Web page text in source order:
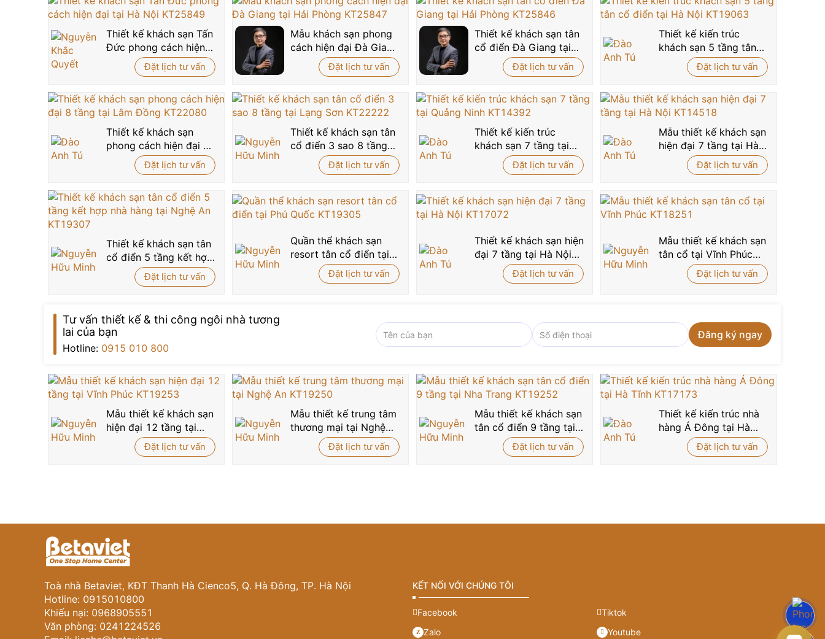
Thiết kế khách sạn Tấn
Đức phong cách hiện
đại tại Hà Nội
KT25849
Đặt lịch tư vấn
Mẫu khách sạn phong
cách hiện đại Đà Giang
tại Hải Phòng KT25847
Đặt lịch tư vấn
Thiết kế khách sạn tân
cổ điển Đà Giang tại
Hải Phòng KT25846
Đặt lịch tư vấn
Thiết kế kiến trúc
khách sạn 5 tầng tân
cổ điển tại Hà Nội
KT19063
Đặt lịch tư vấn
Thiết kế khách sạn
phong cách hiện đại 8
tầng tại Lâm Đồng
KT22080
Đặt lịch tư vấn
Thiết kế khách sạn tân
cổ điển 3 sao 8 tầng
tại Lạng Sơn KT22222
Đặt lịch tư vấn
Thiết kế kiến trúc
khách sạn 7 tầng tại
Quảng Ninh KT14392
Đặt lịch tư vấn
Mẫu thiết kế khách sạn
hiện đại 7 tầng tại Hà
Nội KT14518Đặt lịch tư vấn
Thiết kế khách sạn tân
cổ điển 5 tầng kết hợp
nhà hàng tại Nghệ An
KT19307
Đặt lịch tư vấn
Quần thể khách sạn
resort tân cổ điển tại
Phú Quốc KT19305
Đặt lịch tư vấn
Thiết kế khách sạn hiện
đại 7 tầng tại Hà Nội
KT17072Đặt lịch tư vấn
Mẫu thiết kế khách sạn
tân cổ tại Vĩnh Phúc
KT18251Đặt lịch tư vấn
Tư vấn thiết kế & thi công ngôi nhà tương
lai của bạn
Hotline: 0915 010 800
Mẫu thiết kế khách sạn
hiện đại 12 tầng tại
Vĩnh Phúc KT19253
Đặt lịch tư vấn
Mẫu thiết kế trung tâm
thương mại tại Nghệ
An KT19250Đặt lịch tư vấn
Mẫu thiết kế khách sạn
tân cổ điển 9 tầng tại
Nha Trang KT19252
Đặt lịch tư vấn
Thiết kế kiến trúc nhà
hàng Á Đông tại Hà
Tĩnh KT17173Đặt lịch tư vấn
Toà nhà Betaviet, KĐT Thanh Hà Cienco5, Q. Hà Đông, TP. Hà Nội
Hotline: 0915010800
Khiếu nại: 0968905551
Văn phòng: 0241224526
KẾT NỐI VỚI CHÚNG TÔI
Facebook
Tiktok
Zalo
Youtube